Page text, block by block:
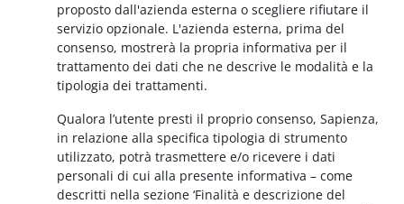
proposto dall'azienda esterna o scegliere rifiutare il
servizio opzionale. L'azienda esterna, prima del
consenso, mostrerà la propria informativa per il
trattamento dei dati che ne descrive le modalità e la
tipologia dei trattamenti.
Qualora l’utente presti il proprio consenso, Sapienza,
in relazione alla specifica tipologia di strumento
utilizzato, potrà trasmettere e/o ricevere i dati
personali di cui alla presente informativa – come
descritti nella sezione ‘Finalità e descrizione del